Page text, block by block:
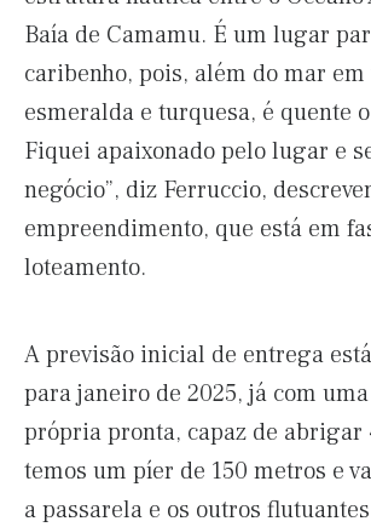
Baía de Camamu. É um lugar
caribenho, pois, além do mar em
esmeralda e turquesa, é quente
Fiquei apaixonado pelo lugar e
negócio”, diz Ferruccio,
empreendimento, que está em
loteamento.
A previsão inicial de entrega
para janeiro de 2025, já com
própria pronta, capaz de abrigar
temos um píer de 150 metros e
a passarela e os outros